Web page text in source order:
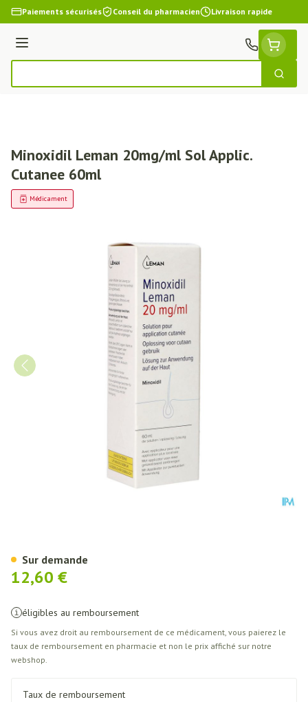
Aller au contenu
Paiements sécurisés Conseil du pharmacien Livraison rapide
Menu
Minoxidil Leman 20mg/ml Sol Applic.
Cutanee 60ml
Médicament
12,60 €
éligibles au remboursement
Si vous avez droit au remboursement de ce médicament, vous paierez le
taux de remboursement en pharmacie et non le prix affiché sur notre
webshop.
Taux de remboursement
Sur demande